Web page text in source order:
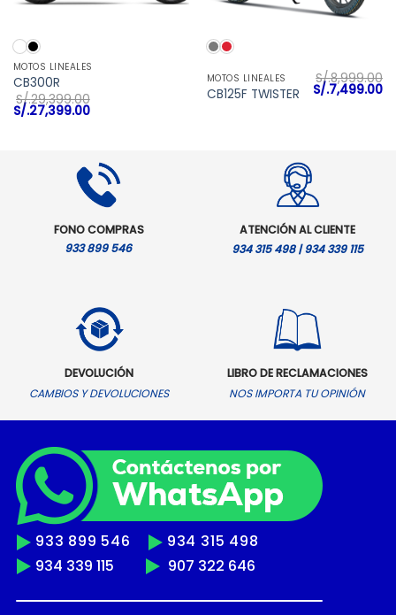
MOTOS LINEALES
CB300R
S/.29,399.00
El
precio
S/.27,399.00El
MOTOS LINEALES
CB125F TWISTER
S/.8,999.00
El
precio
S/.7,499.00El
FONO COMPRAS
933 899 546
ATENCIÓN AL CLIENTE
934 315 498 | 934 339 115
DEVOLUCIÓN
CAMBIOS Y DEVOLUCIONES
LIBRO DE RECLAMACIONES
NOS IMPORTA TU OPINIÓN
933 899 546
934 315 498
934 339 115
907 322 646